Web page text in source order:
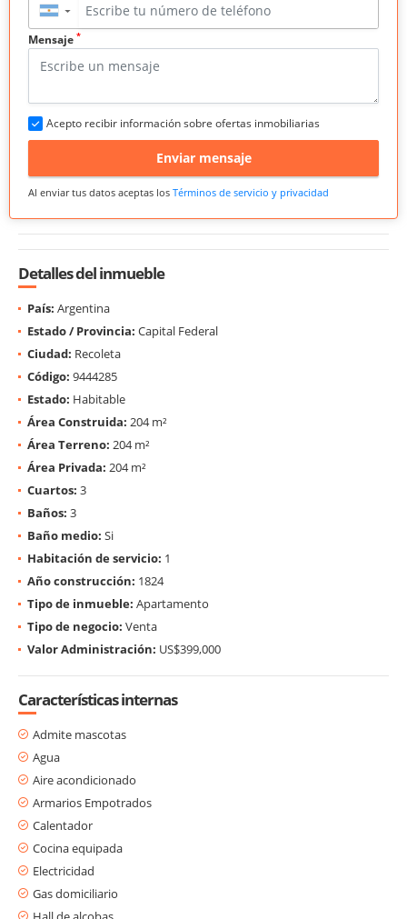
▼
Mensaje *
Acepto recibir información sobre ofertas inmobiliarias
Enviar mensaje
Al enviar tus datos aceptas los Términos de servicio y privacidad
Detalles del inmueble
País: Argentina
Estado / Provincia: Capital Federal
Ciudad: Recoleta
Código: 9444285
Estado: Habitable
Área Construida: 204 m²
Área Terreno: 204 m²
Área Privada: 204 m²
Cuartos: 3
Baños: 3
Baño medio: Si
Habitación de servicio: 1
Año construcción: 1824
Tipo de inmueble: Apartamento
Tipo de negocio: Venta
Valor Administración: US$399,000
Características internas
Admite mascotas
Agua
Aire acondicionado
Armarios Empotrados
Calentador
Cocina equipada
Electricidad
Gas domiciliario